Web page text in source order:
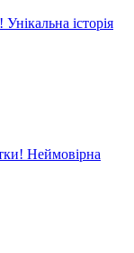
історія
Неймовірна